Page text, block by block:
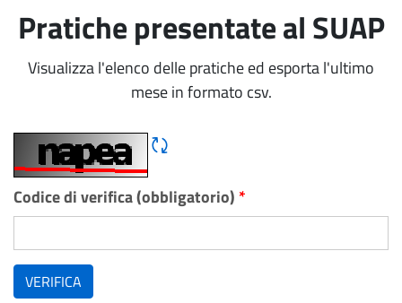
Pratiche presentate al SUAP
Visualizza l'elenco delle pratiche ed esporta l'ultimo
mese in formato csv.
Rigene CAPTCHA
Codice di verifica (obbligatorio) *
VERIFICA